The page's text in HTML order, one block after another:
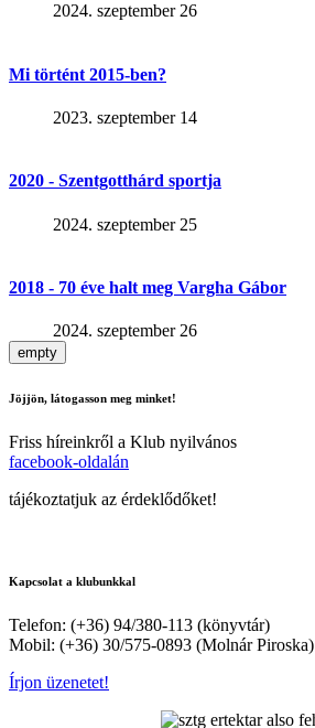
2024. szeptember 26
Mi történt 2015-ben?
2023. szeptember 14
2020 - Szentgotthárd sportja
2024. szeptember 25
2018 - 70 éve halt meg Vargha Gábor
2024. szeptember 26
empty
Jöjjön, látogasson meg minket!
Friss híreinkről a Klub nyilvános
facebook-oldalán
tájékoztatjuk az érdeklődőket!
Kapcsolat a klubunkkal
Telefon: (+36) 94/380-113 (könyvtár)
Mobil: (+36) 30/575-0893 (Molnár Piroska)
Írjon üzenetet!